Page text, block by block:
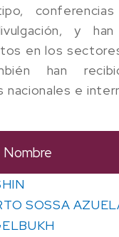
conferencias
y
en los
han
e
Nombre
SOSSA